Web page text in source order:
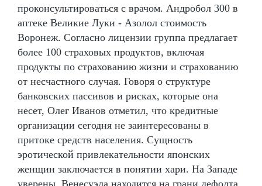
проконсультироваться с врачом. Андробол 300 в
аптеке Великие Луки - Азолол стоимость
Воронеж. Согласно лицензии группа предлагает
более 100 страховых продуктов, включая
продукты по страхованию жизни и страхованию
от несчастного случая. Говоря о структуре
банковских пассивов и рисках, которые она
несет, Олег Иванов отметил, что кредитные
организации сегодня не заинтересованы в
притоке средств населения. Сущность
эротической привлекательности японских
женщин заключается в понятии хари. На Западе
уверены, Венесуэла находится на грани дефолта,